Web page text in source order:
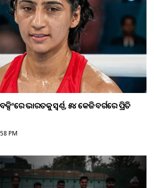
ଭାରତକୁ ସ୍ବର୍ଣ୍ଣ, ୫୪ କେଜି ବର୍ଗରେ ପ୍ରିତି
PM